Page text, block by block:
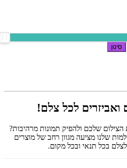
סינון
ואביזרים לכל צלם!
שלכם ולהפיק תמונות מרהיבות?
שלנו מציעה מגוון רחב של מוצרים
בכל תנאי ובכל מקום.